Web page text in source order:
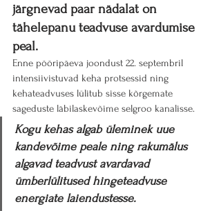
järgnevad paar nädalat on
tähelepanu teadvuse avardumise
peal.
Enne pööripäeva joondust 22. septembril
intensiivistuvad keha protsessid ning
kehateadvuses lülitub sisse kõrgemate
sageduste läbilaskevõime selgroo kanalisse.
Kogu kehas algab üleminek uue
kandevõime peale ning rakumälus
algavad teadvust avardavad
ümberlülitused hingeteadvuse
energiate laiendustesse.